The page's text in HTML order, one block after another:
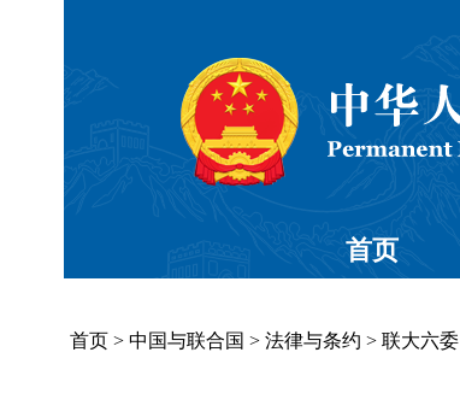
首页
首页 > 中国与联合国 > 法律与条约 > 联大六委